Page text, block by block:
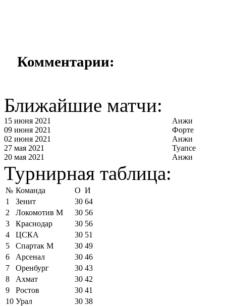
Комментарии:
Ближайшие матчи:
15 июня 2021
Анжи
09 июня 2021
Форте
02 июня 2021
Анжи
27 мая 2021
Туапсе
20 мая 2021
Анжи
Турнирная таблица:
№ Команда О И
1
Зенит 30 64
2
Локомотив М 30 56
3
Краснодар 30 56
4
ЦСКА 30 51
5
Спартак М 30 49
6
Арсенал 30 46
7
Оренбург 30 43
8
Ахмат 30 42
9
Ростов 30 41
10 Урал 30 38